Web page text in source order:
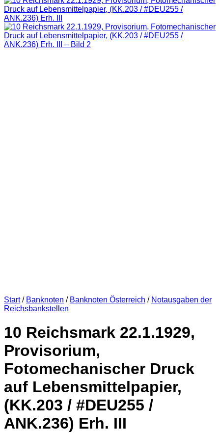
Start / Banknoten / Banknoten Österreich / Notausgaben der
Reichsbankstellen
10 Reichsmark 22.1.1929,
Provisorium,
Fotomechanischer Druck
auf Lebensmittelpapier,
(KK.203 / #DEU255 /
ANK.236) Erh. III